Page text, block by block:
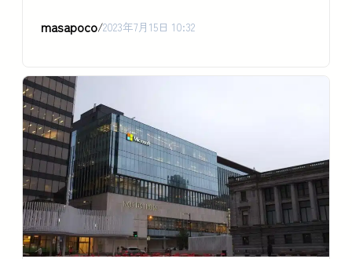
masapoco/2023年7月15日 10:32